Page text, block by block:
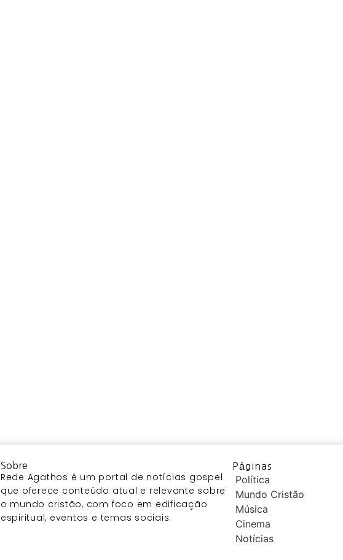
Sobre
Rede Agathos é um portal de notícias gospel
que oferece conteúdo atual e relevante sobre
o mundo cristão, com foco em edificação
espiritual, eventos e temas sociais.
Páginas
Política
Mundo Cristão
Música
Cinema
Notícias